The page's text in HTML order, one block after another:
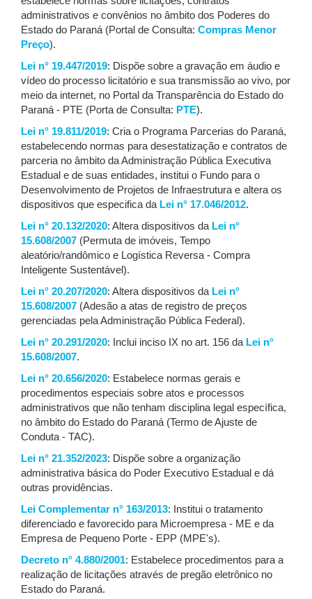
administrativos e convênios no âmbito dos Poderes do
Estado do Paraná (Portal de Consulta: Compras Menor
Preço).
Lei n° 19.447/2019: Dispõe sobre a gravação em áudio e
vídeo do processo licitatório e sua transmissão ao vivo, por
meio da internet, no Portal da Transparência do Estado do
Paraná - PTE (Porta de Consulta: PTE).
Lei n° 19.811/2019: Cria o Programa Parcerias do Paraná,
estabelecendo normas para desestatização e contratos de
parceria no âmbito da Administração Pública Executiva
Estadual e de suas entidades, institui o Fundo para o
Desenvolvimento de Projetos de Infraestrutura e altera os
dispositivos que especifica da Lei n° 17.046/2012.
Lei n° 20.132/2020: Altera dispositivos da Lei n°
15.608/2007 (Permuta de imóveis, Tempo
aleatório/randômico e Logística Reversa - Compra
Inteligente Sustentável).
Lei n° 20.207/2020: Altera dispositivos da Lei n°
15.608/2007 (Adesão a atas de registro de preços
gerenciadas pela Administração Pública Federal).
Lei n° 20.291/2020: Inclui inciso IX no art. 156 da Lei n°
15.608/2007.
Lei n° 20.656/2020: Estabelece normas gerais e
procedimentos especiais sobre atos e processos
administrativos que não tenham disciplina legal específica,
no âmbito do Estado do Paraná (Termo de Ajuste de
Conduta - TAC).
Lei n° 21.352/2023: Dispõe sobre a organização
administrativa básica do Poder Executivo Estadual e dá
outras providências.
Lei Complementar n° 163/2013: Institui o tratamento
diferenciado e favorecido para Microempresa - ME e da
Empresa de Pequeno Porte - EPP (MPE's).
Decreto n° 4.880/2001: Estabelece procedimentos para a
realização de licitações através de pregão eletrônico no
Estado do Paraná.